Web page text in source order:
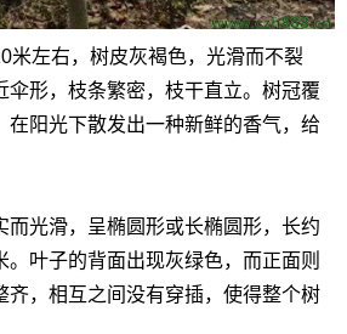
左右，树皮灰褐色，光滑而不裂
伞形，枝条繁密，枝干直立。树冠覆
在阳光下散发出一种新鲜的香气，给
光滑，呈椭圆形或长椭圆形，长约
。叶子的背面出现灰绿色，而正面则
齐，相互之间没有穿插，使得整个树